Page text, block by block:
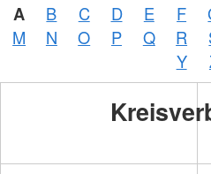
A B C D E F
M
N O P Q R
Y